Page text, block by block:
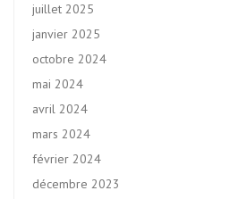
juillet 2025
janvier 2025
octobre 2024
mai 2024
avril 2024
mars 2024
février 2024
décembre 2023